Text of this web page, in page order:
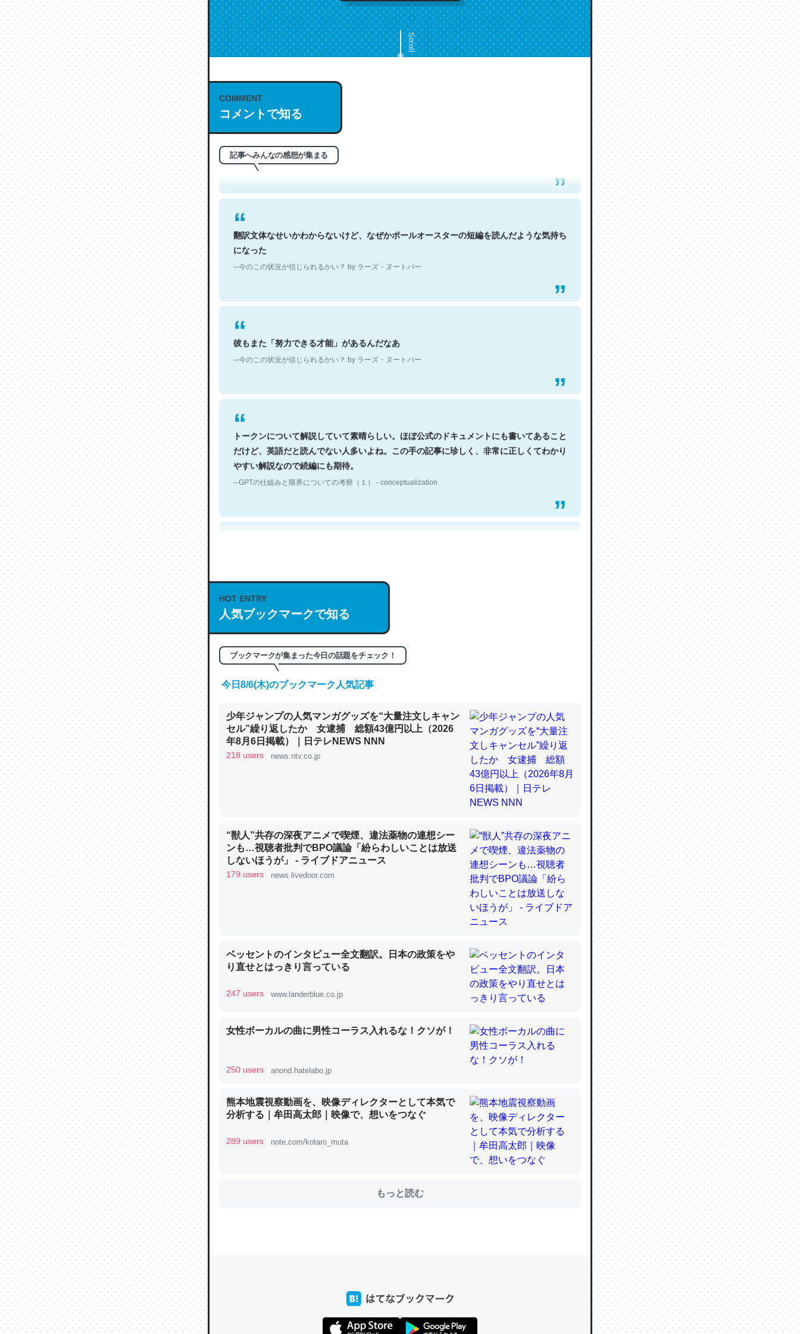
Scroll
COMMENT
コメントで知る
記事へみんなの感想が集まる
これは名文。彼はとてもクレバーなんだろうなと凄く思う。英語少しでも読める人は原文
もお勧め。自分はこの流れ好き。Let’s Fucking Go. Then Covid hit. Shit.
─今のこの状況が信じられるかい？ by ラーズ・ヌートバー
翻訳文体なせいかわからないけど、なぜかポールオースターの短編を読んだような気持ち
になった
─今のこの状況が信じられるかい？ by ラーズ・ヌートバー
彼もまた「努力できる才能」があるんだなあ
─今のこの状況が信じられるかい？ by ラーズ・ヌートバー
トークンについて解説していて素晴らしい。ほぼ公式のドキュメントにも書いてあること
だけど、英語だと読んでない人多いよね。この手の記事に珍しく、非常に正しくてわかり
やすい解説なので続編にも期待。
─GPTの仕組みと限界についての考察（１） - conceptualization
これは良記事。32768トークンだと英語小説100ページ分くらい。小説でいう「ずっと前
の伏線」は回収されないけど、短期記憶というには多い分量。進化すればするほど分かり
やすく強くなりそう
昆虫ってカルシウム少ないのか。知らんかった。調べたらコオロギのカルシウム分はエビ
─ニュース :: 【研究発表】昆虫学の大問題＝「昆虫はなぜ海にいないのか」に関する新仮説
論文では「淡水はカルシウムも酸素も不足してて両方に不利だから両方が拮抗してるので
は」とあって面白い。海にいる鋏角類（カブトガニ・ウミグモ）はカルシウムを使わずキ
─ニュース :: 【研究発表】昆虫学の大問題＝「昆虫はなぜ海にいないのか」に関する新仮説
ウチもEchoを実家に置いて４年。でたまに覗いてる。ぼちぼちRingも置こうかと画策
中。あと、Googleマップで位置情報を共有してる。電池残量や充電中かが分かるのでこ
れ見て生きてるなって分かる。
─たまにLINEするくらいだった遠方の父67歳と僕。ITツール導入でコミュニケーションが劇的に変化し
─たまにLINEするくらいだった遠方の父67歳と僕。ITツール導入でコミュニケーションが劇的に変化し
HOT ENTRY
人気ブックマークで知る
ブックマークが集まった今日の話題をチェック！
今日8/6(木)のブックマーク人気記事
少年ジャンプの人気マンガグッズを“大量注文しキャン
セル”繰り返したか 女逮捕 総額43億円以上（2026
年8月6日掲載）｜日テレNEWS NNN
218 users news.ntv.co.jp
“獣人”共存の深夜アニメで喫煙、違法薬物の連想シー
ンも…視聴者批判でBPO議論「紛らわしいことは放送
しないほうが」 - ライブドアニュース
179 users news.livedoor.com
ベッセントのインタビュー全文翻訳。日本の政策をや
り直せとはっきり言っている
247 users www.landerblue.co.jp
女性ボーカルの曲に男性コーラス入れるな！クソが！
250 users anond.hatelabo.jp
熊本地震視察動画を、映像ディレクターとして本気で
分析する｜牟田高太郎｜映像で、想いをつなぐ
289 users note.com/kotaro_muta
もっと読む